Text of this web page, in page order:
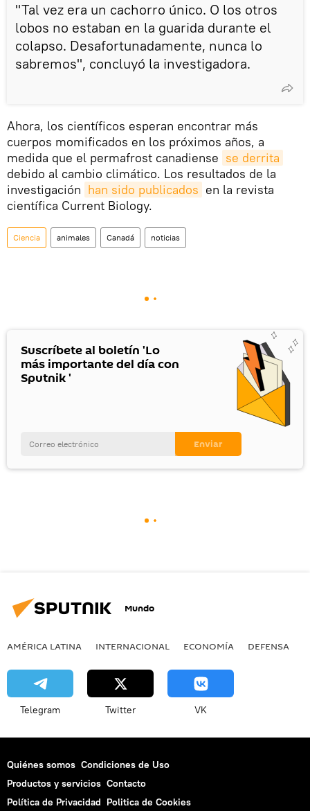
"Tal vez era un cachorro único. O los otros
lobos no estaban en la guarida durante el
colapso. Desafortunadamente, nunca lo
sabremos", concluyó la investigadora.
Ahora, los científicos esperan encontrar más
cuerpos momificados en los próximos años, a
medida que el permafrost canadiense se derrita
debido al cambio climático. Los resultados de la
investigación han sido publicados en la revista
científica Current Biology.
Ciencia animales Canadá noticias
Suscríbete al boletín 'Lo
más importante del día con
Sputnik '
Mundo
AMÉRICA LATINA INTERNACIONAL ECONOMÍA DEFENSA
Telegram Twitter VK
Quiénes somos Condiciones de Uso
Productos y servicios Contacto
Política de Privacidad Politica de Cookies